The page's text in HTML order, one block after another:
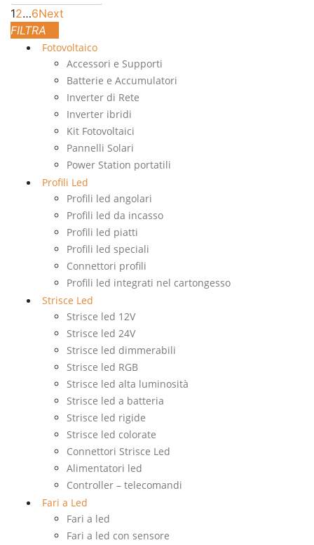
12…6Next
Fotovoltaico
Accessori e Supporti
Batterie e Accumulatori
Inverter di Rete
Inverter ibridi
Kit Fotovoltaici
Pannelli Solari
Power Station portatili
Profili Led
Profili led angolari
Profili led da incasso
Profili led piatti
Profili led speciali
Connettori profili
Profili led integrati nel cartongesso
Strisce Led
Strisce led 12V
Strisce led 24V
Strisce led dimmerabili
Strisce led RGB
Strisce led alta luminosità
Strisce led a batteria
Strisce led rigide
Strisce led colorate
Connettori Strisce Led
Alimentatori led
Controller – telecomandi
Fari a Led
Fari a led
Fari a led con sensore